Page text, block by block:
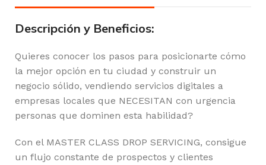
Descripción y Beneficios:
Quieres conocer los pasos para posicionarte cómo
la mejor opción en tu ciudad y construir un
negocio sólido, vendiendo servicios digitales a
empresas locales que NECESITAN con urgencia
personas que dominen esta habilidad?
Con el MASTER CLASS DROP SERVICING, consigue
un flujo constante de prospectos y clientes